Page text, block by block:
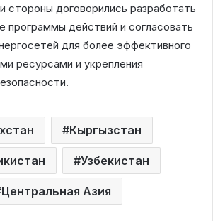
стороны договорились разработать
программы действий и согласовать
для более эффективного
ресурсами и укрепления
Кыргызстан
Узбекистан
Центральная Азия